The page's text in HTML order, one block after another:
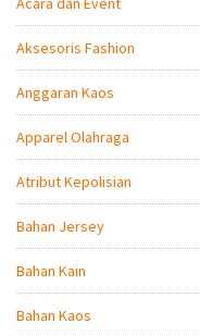
Aksesoris Fashion
Anggaran Kaos
Apparel Olahraga
Atribut Kepolisian
Bahan Jersey
Bahan Kain
Bahan Kaos